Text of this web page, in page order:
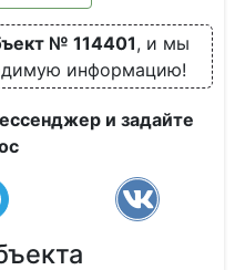
№ 114401, и мы
информацию!
и задайте